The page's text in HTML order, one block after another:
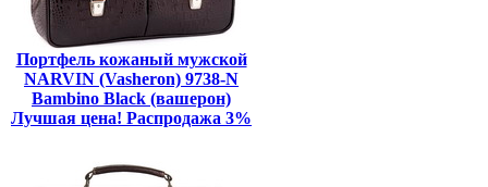
Портфель кожаный мужской
NARVIN (Vasheron) 9738-N
Bambino Black (вашерон)
Лучшая цена! Распродажа 3%